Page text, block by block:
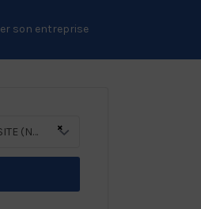
son entreprise
×
BOIS COMPOSITE (Négoce)